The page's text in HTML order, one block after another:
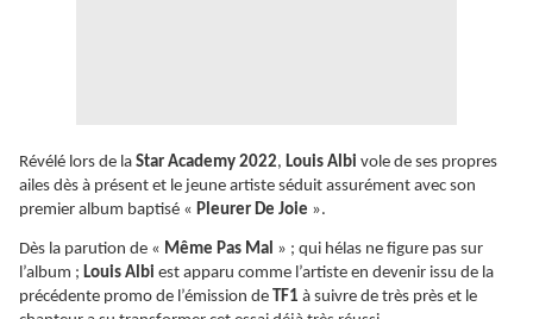
Révélé lors de la Star Academy 2022, Louis Albi vole de ses propres
ailes dès à présent et le jeune artiste séduit assurément avec son
premier album baptisé « Pleurer De Joie ».
Dès la parution de « Même Pas Mal » ; qui hélas ne figure pas sur
l’album ; Louis Albi est apparu comme l’artiste en devenir issu de la
précédente promo de l’émission de TF1 à suivre de très près et le